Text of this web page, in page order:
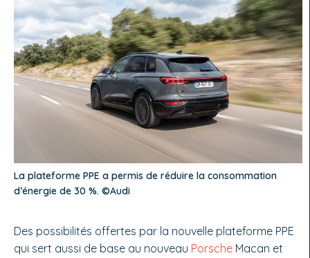
La plateforme PPE a permis de réduire la consommation
d’énergie de 30 %. ©Audi
Des possibilités offertes par la nouvelle plateforme PPE
qui sert aussi de base au nouveau Porsche Ma­can et